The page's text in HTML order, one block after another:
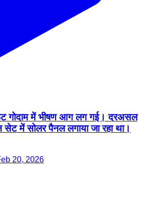
गोदाम में भीषण आग लग गई। दरअसल
सेट में सोलर पैनल लगाया जा रहा था।
20, 2026